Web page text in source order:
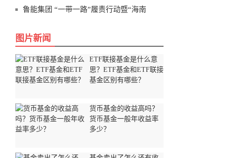
鲁能集团 “一带一路”履责行动暨“海南
图片新闻
ETF联接基金是什么意
思？ETF基金和ETF联接
基金区别有哪些？
货币基金的收益高吗？
货币基金一般年收益率
多少？